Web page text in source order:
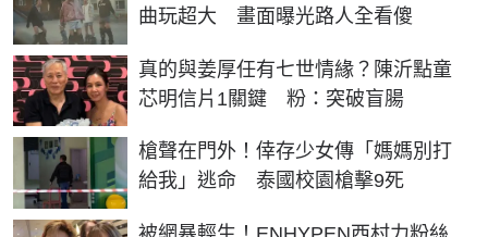
曲玩超大 畫面曝光路人全看傻
真的與姜厚任有七世情緣？陳沂點童
芯明信片1關鍵 粉：突破盲腸
槍聲在門外！倖存少女傳「媽媽別打
給我」逃命 泰國校園槍擊9死